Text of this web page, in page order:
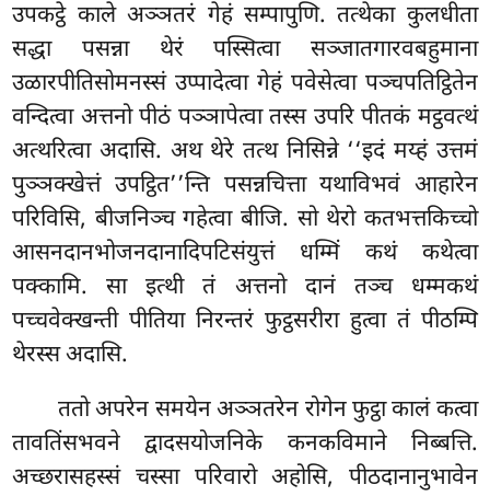
उपकट्ठे काले अञ्ञतरं गेहं सम्पापुणि. तत्थेका कुलधीता
सद्धा पसन्ना थेरंपस्सित्वा सञ्जातगारवबहुमाना
उळारपीतिसोमनस्सं उप्पादेत्वा गेहं पवेसेत्वा पञ्चपतिट्ठितेन
वन्दित्वा अत्तनो पीठं पञ्ञापेत्वा तस्स उपरि पीतकं मट्ठवत्थं
अत्थरित्वा अदासि. अथ थेरे तत्थ निसिन्ने ‘‘इदं मय्हं उत्तमं
पुञ्ञक्खेत्तं उपट्ठित’’न्ति पसन्नचित्ता यथाविभवं आहारेन
परिविसि, बीजनिञ्च गहेत्वा बीजि. सो थेरो कतभत्तकिच्चो
आसनदानभोजनदानादिपटिसंयुत्तं धम्मिं कथं कथेत्वा
पक्कामि. सा इत्थी तं अत्तनो दानं तञ्च धम्मकथं
पच्चवेक्खन्ती पीतिया निरन्तरं फुट्ठसरीरा हुत्वा तं पीठम्पि
थेरस्स अदासि.
ततो अपरेन समयेन अञ्ञतरेन रोगेन फुट्ठा कालं कत्वा
तावतिंसभवने द्वादसयोजनिके कनकविमाने निब्बत्ति.
अच्छरासहस्सं चस्सा परिवारो अहोसि, पीठदानानुभावेन